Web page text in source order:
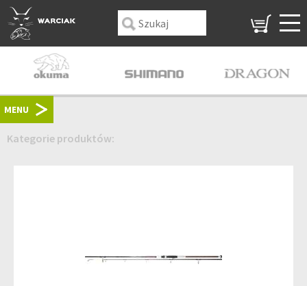
MENU
Kategorie produktów: